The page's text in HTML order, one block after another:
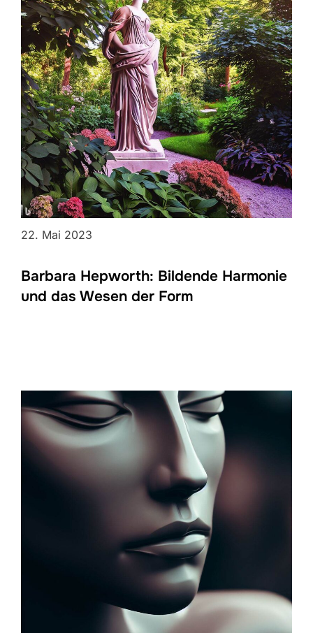
22. Mai 2023
Barbara Hepworth: Bildende Harmonie
und das Wesen der Form